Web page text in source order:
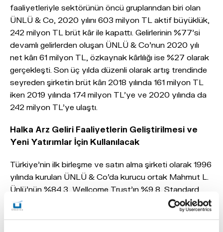
faaliyetleriyle sektörünün öncü gruplarından biri olan
ÜNLÜ & Co, 2020 yılını 603 milyon TL aktif büyüklük,
242 milyon TL brüt kâr ile kapattı. Gelirlerinin %77’si
devamlı gelirlerden oluşan ÜNLÜ & Co’nun 2020 yılı
net kârı 61 milyon TL, özkaynak kârlılığı ise %27 olarak
gerçekleşti. Son üç yılda düzenli olarak artış trendinde
seyreden şirketin brüt kârı 2018 yılında 161 milyon TL
iken 2019 yılında 174 milyon TL’ye ve 2020 yılında da
242 milyon TL’ye ulaştı.
Halka Arz Geliri Faaliyetlerin Geliştirilmesi ve
Yeni Yatırımlar İçin Kullanılacak
Türkiye’nin ilk birleşme ve satın alma şirketi olarak 1996
yılında kurulan ÜNLÜ & Co’da kurucu ortak Mahmut L.
Ünlü’nün %84,3, Wellcome Trust’ın %9,8, Standard
Bank’ın %4,4 ve şirket çalışanlarının %1,5 payı
bulunuyor. Merkezi İstanbul’da olan ÜNLÜ & Co;